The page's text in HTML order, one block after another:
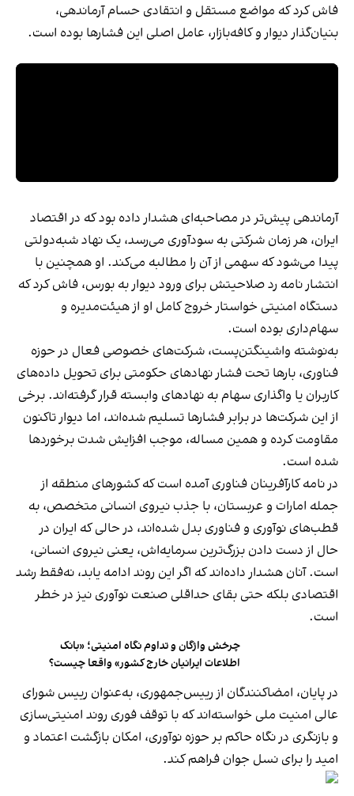
فاش کرد که مواضع مستقل و انتقادی حسام آرماندهی،
بنیان‌گذار دیوار و کافه‌بازار، عامل اصلی این فشارها بوده است.
آرماندهی پیش‌تر در مصاحبه‌ای هشدار داده بود که در اقتصاد
ایران، هر زمان شرکتی به سودآوری می‌رسد، یک نهاد شبه‌دولتی
پیدا می‌شود که سهمی از آن را مطالبه می‌کند. او همچنین با
انتشار نامه رد صلاحیتش برای ورود دیوار به بورس، فاش کرد که
دستگاه امنیتی خواستار خروج کامل او از هیئت‌مدیره و
سهام‌داری بوده است.
به‌نوشته واشینگتن‌پست، شرکت‌های خصوصی فعال در حوزه
فناوری، بارها تحت فشار نهادهای حکومتی برای تحویل داده‌های
کاربران یا واگذاری سهام به نهادهای وابسته قرار گرفته‌اند. برخی
از این شرکت‌ها در برابر فشارها تسلیم شده‌اند، اما دیوار تاکنون
مقاومت کرده و همین مساله، موجب افزایش شدت برخوردها
شده است.
در نامه کارآفرینان فناوری آمده است که کشورهای منطقه از
جمله امارات و عربستان، با جذب نیروی انسانی متخصص، به
قطب‌های نوآوری و فناوری بدل شده‌اند، در حالی که ایران در
حال از دست دادن بزرگ‌ترین سرمایه‌اش، یعنی نیروی انسانی،
است. آنان هشدار داده‌اند که اگر این روند ادامه یابد، نه‌فقط رشد
اقتصادی بلکه حتی بقای حداقلی صنعت نوآوری نیز در خطر
است.
چرخش واژگان و تداوم نگاه امنیتی؛ «بانک
اطلاعات ایرانیان خارج کشور» واقعا چیست؟
در پایان، امضاکنندگان از رییس‌جمهوری، به‌عنوان رییس شورای
عالی امنیت ملی خواسته‌اند که با توقف فوری روند امنیتی‌سازی
و بازنگری در نگاه حاکم بر حوزه نوآوری، امکان بازگشت اعتماد و
امید را برای نسل جوان فراهم کند.